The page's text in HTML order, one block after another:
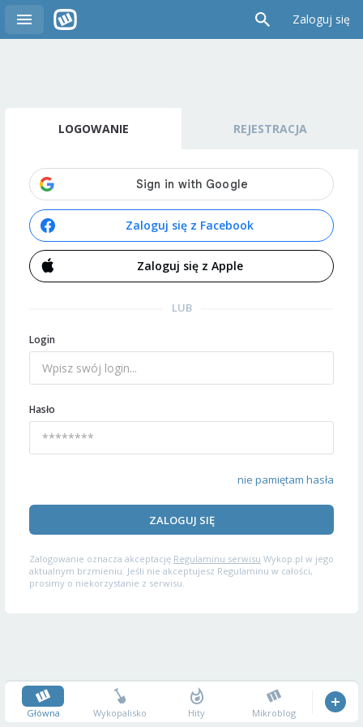
Zaloguj się
LOGOWANIE REJESTRACJA
Zaloguj się z Facebook
Zaloguj się z Apple
LUB
Login
Hasło
nie pamiętam hasła
ZALOGUJ SIĘ
Zalogowanie oznacza akceptację Regulaminu serwisu Wykop.pl w jego
aktualnym brzmieniu. Jeśli nie akceptujesz Regulaminu w całości,
prosimy o niekorzystanie z serwisu.
Główna Wykopalisko Hity Mikroblog